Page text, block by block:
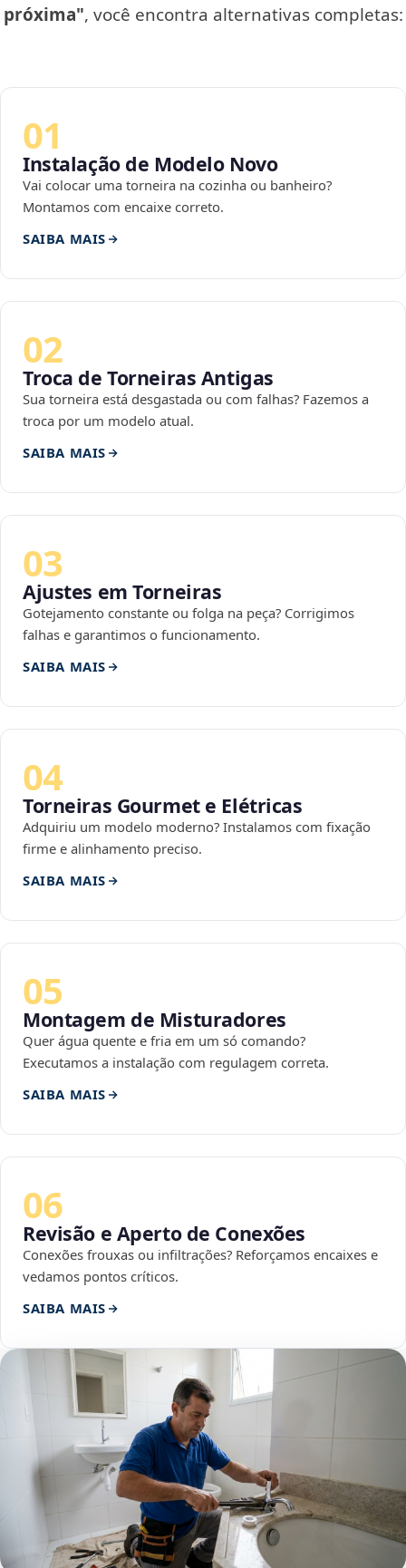
próxima", você encontra alternativas completas:
01
Instalação de Modelo Novo
Vai colocar uma torneira na cozinha ou banheiro?
Montamos com encaixe correto.
SAIBA MAIS
02
Troca de Torneiras Antigas
Sua torneira está desgastada ou com falhas? Fazemos a
troca por um modelo atual.
SAIBA MAIS
03
Ajustes em Torneiras
Gotejamento constante ou folga na peça? Corrigimos
falhas e garantimos o funcionamento.
SAIBA MAIS
04
Torneiras Gourmet e Elétricas
Adquiriu um modelo moderno? Instalamos com fixação
firme e alinhamento preciso.
SAIBA MAIS
05
Montagem de Misturadores
Quer água quente e fria em um só comando?
Executamos a instalação com regulagem correta.
SAIBA MAIS
06
Revisão e Aperto de Conexões
Conexões frouxas ou infiltrações? Reforçamos encaixes e
vedamos pontos críticos.
SAIBA MAIS